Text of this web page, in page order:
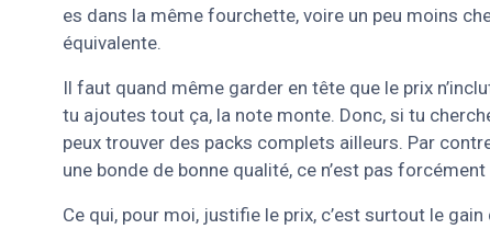
es dans la même fourchette, voire un peu moins
équivalente.
Il faut quand même garder en tête que le prix
tu ajoutes tout ça, la note monte. Donc, si tu
peux trouver des packs complets ailleurs. Par
une bonde de bonne qualité, ce n’est pas
Ce qui, pour moi, justifie le prix, c’est surtout le